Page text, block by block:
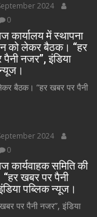
2024
0
कार्यालय में स्थापना
को लेकर बैठक। “हर
नजर”, इंडिया
बैठक। “हर खबर पर पैनी
2024
0
कार्यवाहक समिति की
“हर खबर पर पैनी
पब्लिक न्यूज।
पर पैनी नजर”, इंडिया